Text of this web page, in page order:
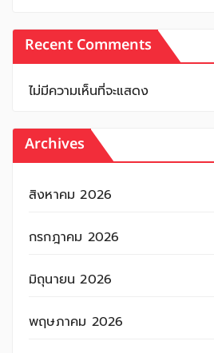
Recent Comments
ไม่มีความเห็นที่จะแสดง
Archives
สิงหาคม 2026
กรกฎาคม 2026
มิถุนายน 2026
พฤษภาคม 2026